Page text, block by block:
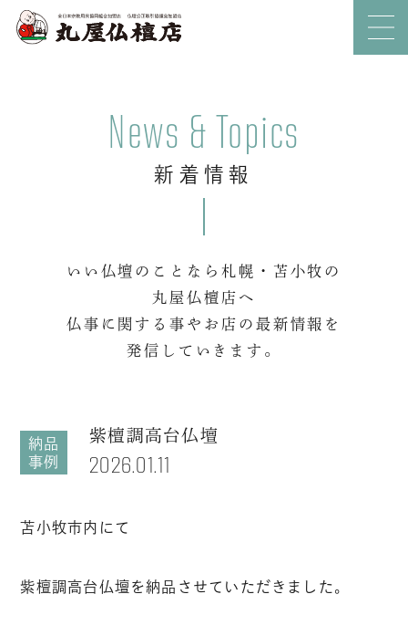
News & Topics
新着情報
いい仏壇のことなら札幌・苫小牧の
丸屋仏檀店へ
仏事に関する事やお店の最新情報を
発信していきます。
納品
事例
紫檀調高台仏壇
2026.01.11
苫小牧市内にて
紫檀調高台仏壇を納品させていただきました。